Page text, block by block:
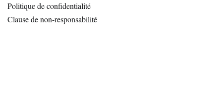
Politique de confidentialité
Clause de non-responsabilité